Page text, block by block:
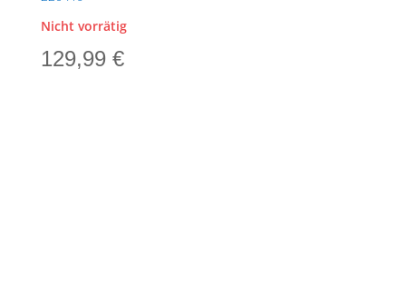
Nicht vorrätig
129,99 €